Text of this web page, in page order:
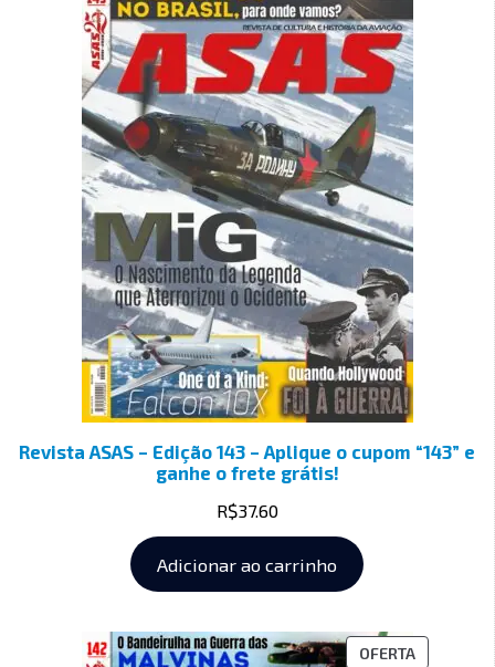
Revista ASAS – Edição 143 – Aplique o cupom “143” e
ganhe o frete grátis!
R$37.60
Adicionar ao carrinho
OFERTA